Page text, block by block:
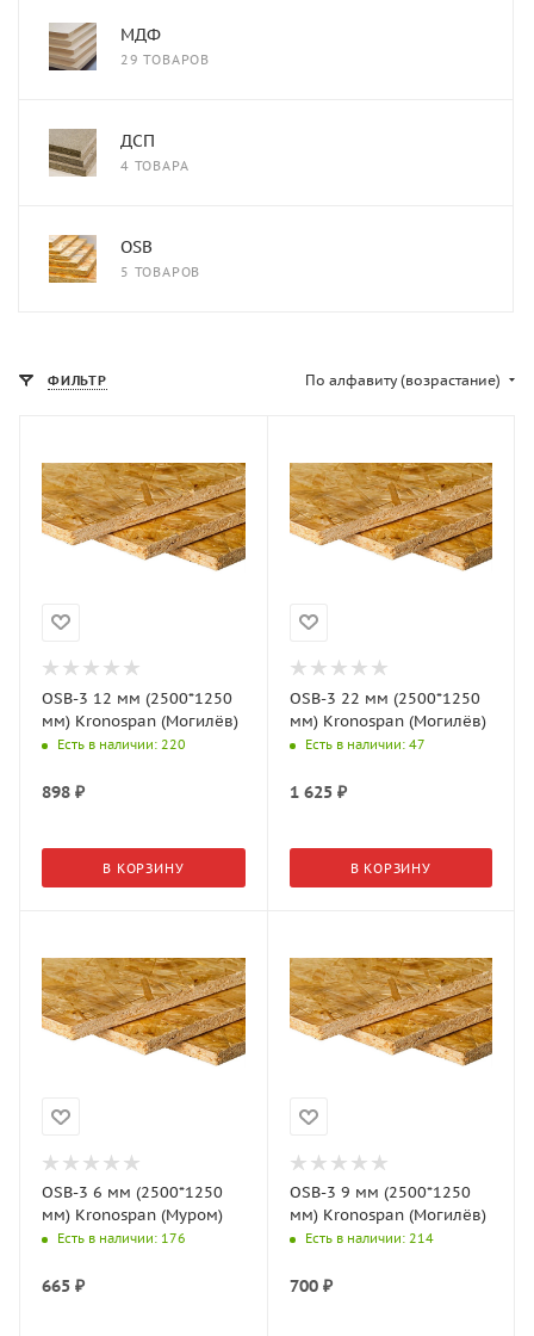
МДФ
29 ТОВАРОВ
ДСП
4 ТОВАРА
OSB
5 ТОВАРОВ
ФИЛЬТР По алфавиту (возрастание)
OSB-3 12 мм (2500*1250
мм) Kronospan (Могилёв)
Есть в наличии: 220
898 ₽
В КОРЗИНУ
OSB-3 22 мм (2500*1250
мм) Kronospan (Могилёв)
Есть в наличии: 47
1 625₽
В КОРЗИНУ
OSB-3 6 мм (2500*1250
мм) Kronospan (Муром)
Есть в наличии: 176
665 ₽
OSB-3 9 мм (2500*1250
мм) Kronospan (Могилёв)
Есть в наличии: 214
700₽